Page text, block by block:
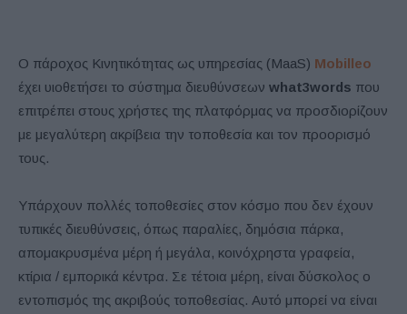
Ο πάροχος Κινητικότητας ως υπηρεσίας (MaaS) Mobilleo
έχει υιοθετήσει το σύστημα διευθύνσεων what3words που
επιτρέπει στους χρήστες της πλατφόρμας να προσδιορίζουν
με μεγαλύτερη ακρίβεια την τοποθεσία και τον προορισμό
τους.
Υπάρχουν πολλές τοποθεσίες στον κόσμο που δεν έχουν
τυπικές διευθύνσεις, όπως παραλίες, δημόσια πάρκα,
απομακρυσμένα μέρη ή μεγάλα, κοινόχρηστα γραφεία,
κτίρια / εμπορικά κέντρα. Σε τέτοια μέρη, είναι δύσκολος ο
εντοπισμός της ακριβούς τοποθεσίας. Αυτό μπορεί να είναι